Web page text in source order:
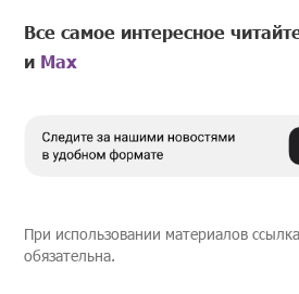
Все самое интересное
и Mах
При использовании материалов
обязательна.